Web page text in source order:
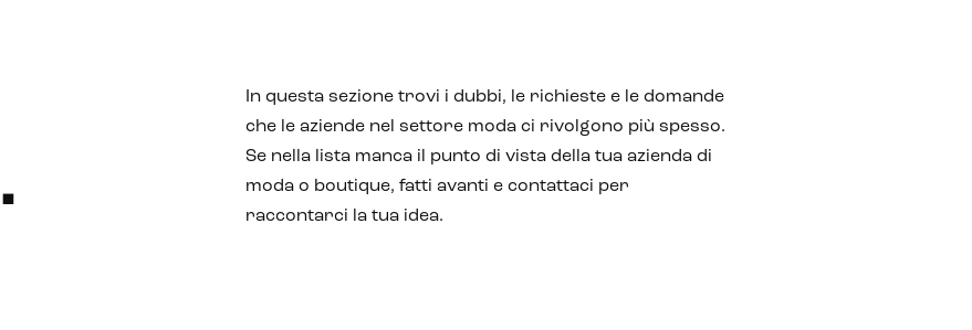
.
In questa sezione trovi i dubbi, le richieste e le domande
che le aziende nel settore moda ci rivolgono più spesso.
Se nella lista manca il punto di vista della tua azienda di
moda o boutique, fatti avanti e contattaci per
raccontarci la tua idea.